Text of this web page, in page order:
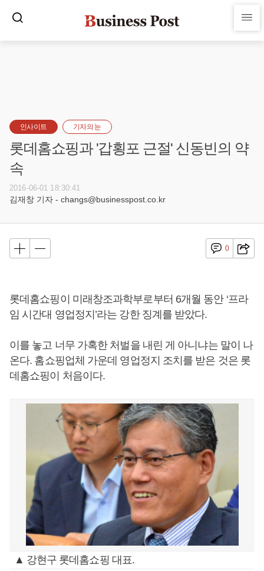
인사이트 기자의 눈
롯데홈쇼핑과 '갑횡포 근절' 신동빈의 약
속
2016-06-01 18:30:41
김재창 기자 - changs@businesspost.co.kr
0
롯데홈쇼핑이 미래창조과학부로부터 6개월 동안 ‘프라
임 시간대 영업정지’라는 강한 징계를 받았다.
이를 놓고 너무 가혹한 처벌을 내린 게 아니냐는 말이 나
온다. 홈쇼핑업체 가운데 영업정지 조치를 받은 것은 롯
데홈쇼핑이 처음이다.
▲ 강현구 롯데홈쇼핑 대표.